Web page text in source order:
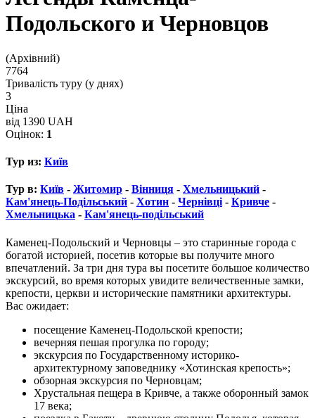
Подольского и Черновцов
(Архівний)
7764
Тривалість туру (у днях)
3
Ціна
від 1390 UAH
Оцінок: 1
Тур из: Київ
Тур в: Київ - Житомир - Вінниця - Хмельницький -
Кам'янець-Подільський - Хотин - Чернівці- Кривче -
Хмельницька - Кам'янець-подільський
Каменец-Подольский и Черновцы – это старинные города с
богатой историей, посетив которые вы получите много
впечатлений. За три дня тура вы посетите большое количество
экскурсий, во время которых увидите величественные замки,
крепости, церкви и исторические памятники архитектуры.
Вас ожидает:
посещение Каменец-Подольской крепости;
вечерняя пешая прогулка по городу;
экскурсия по Государственному историко-
архитектурному заповеднику «Хотинская крепость»;
обзорная экскурсия по Черновцам;
Хрустальная пещера в Кривче, а также оборонный замок
17 века;